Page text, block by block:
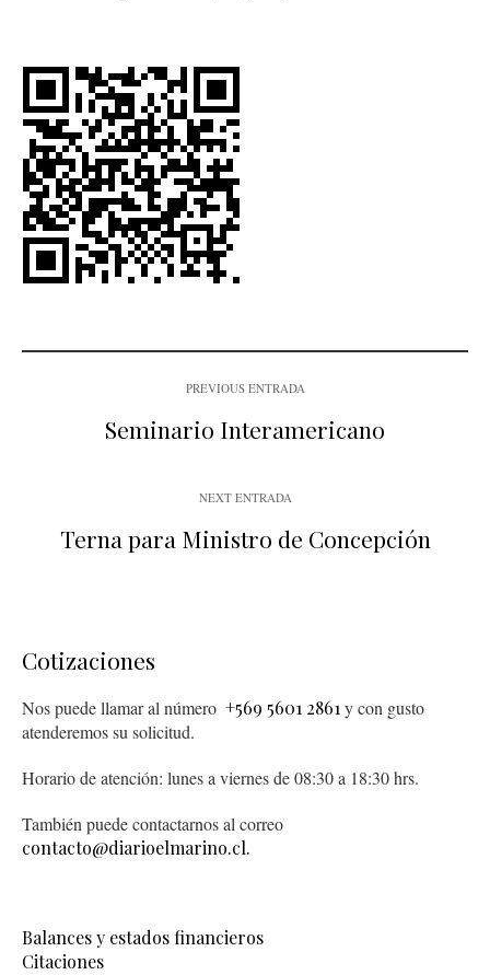
PREVIOUS ENTRADA
Seminario Interamericano
NEXT ENTRADA
Terna para Ministro de Concepción
Cotizaciones
Nos puede llamar al número +569 5601 2861 y con gusto
atenderemos su solicitud.
Horario de atención: lunes a viernes de 08:30 a 18:30 hrs.
También puede contactarnos al correo
contacto@diarioelmarino.cl.
Balances y estados financieros
Citaciones